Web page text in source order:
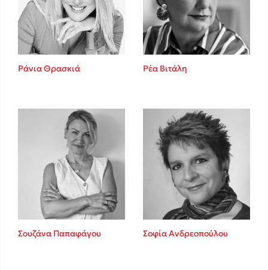
Το λιμάνι μου είσαι εσύ
Ιωάννης Γλωσσόπουλος
Ένας γίγαντας στο σχολείο
Ράνια Θρασκιά Ρέα Βιτάλη
Σουζάνα Παπαφάγου Σοφία Ανδρεοπούλου